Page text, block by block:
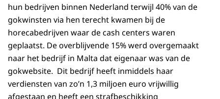
hun bedrijven binnen Nederland terwijl 40% van de
gokwinsten via hen terecht kwamen bij de
horecabedrijven waar de cash centers waren
geplaatst. De overblijvende 15% werd overgemaakt
naar het bedrijf in Malta dat eigenaar was van de
gokwebsite. Dit bedrijf heeft inmiddels haar
verdiensten van zo’n 1,3 miljoen euro vrijwillig
afgestaan en heeft een strafbeschikking